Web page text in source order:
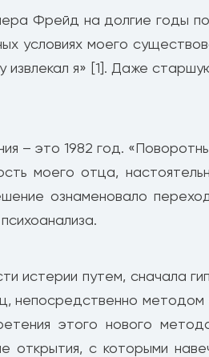
Фрейд на долгие годы
моего
я» [1]. Даже
– это 1982 год.
моего отца,
ознаменовало
истерии путем, сначала
непосредственно
этого нового
открытия, с которыми